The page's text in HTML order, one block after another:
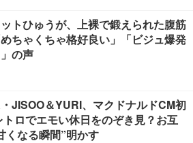
トひゅうが、上裸で鍛えられた腹筋
ちゃくちゃ格好良い」「ビジュ爆発
の声
JISOO＆YURI、マクドナルドCM初
トロでエモい休日をのぞき見？お互
くなる瞬間”明かす